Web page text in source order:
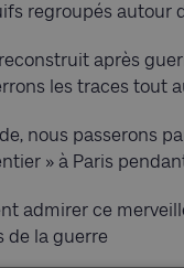
regroupés autour
reconstruit après
les traces tout
nous passerons
» à Paris
admirer ce
de la guerre